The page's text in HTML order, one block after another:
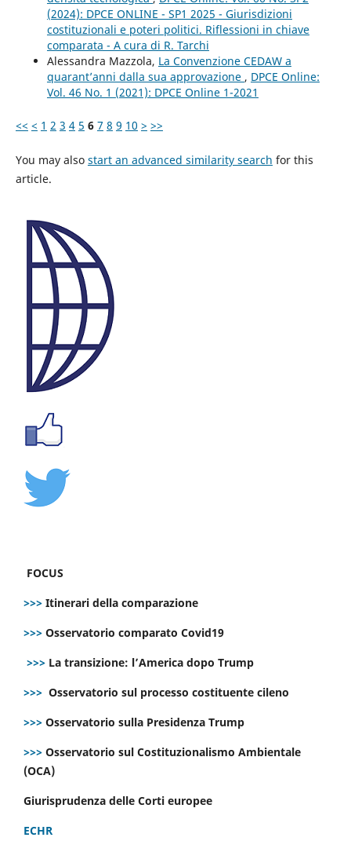
(2024): DPCE ONLINE - SP1 2025 - Giurisdizioni
costituzionali e poteri politici. Riflessioni in chiave
comparata - A cura di R. Tarchi
Alessandra Mazzola, La Convenzione CEDAW a
quarant’anni dalla sua approvazione , DPCE Online:
Vol. 46 No. 1 (2021): DPCE Online 1-2021
<< < 1 2 3 4 5 6 7 8 9 10 > >>
You may also start an advanced similarity search for this
article.
FOCUS
>>> Itinerari della comparazione
>>> Osservatorio comparato Covid19
>>> La transizione: l’America dopo Trump
>>> Osservatorio sul processo costituente cileno
>>> Osservatorio sulla Presidenza Trump
>>> Osservatorio sul Costituzionalismo Ambientale
(OCA)
Giurisprudenza delle Corti europee
ECHR